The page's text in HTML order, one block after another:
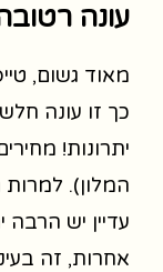
עונה
מאוד גשום,
כך זו עונה
יתרונות!
המלון). למרות
עדיין יש הרבה
אחרות, זה